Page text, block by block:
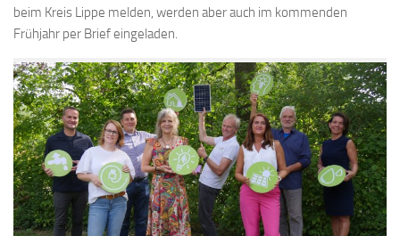
beim Kreis Lippe melden, werden aber auch im kommenden
Frühjahr per Brief eingeladen.